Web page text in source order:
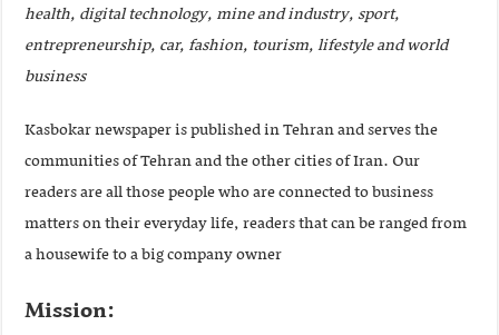
health, digital technology, mine and industry, sport,
entrepreneurship, car, fashion, tourism, lifestyle and world
business
Kasbokar newspaper is published in Tehran and serves the
communities of Tehran and the other cities of Iran.Our
readers are all those people who are connected to business
matters on their everyday life, readers that can be ranged from
a housewife to a big company owner
:Mission